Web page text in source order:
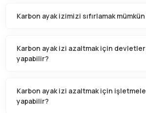
Karbon ayak izimizi sıfırlamak
Karbon ayak izi azaltmak için
yapabilir?
Karbon ayak izi azaltmak için
yapabilir?